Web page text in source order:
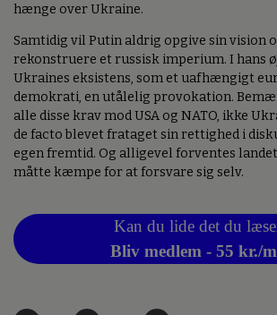
hænge over Ukraine.
Samtidig vil Putin aldrig opgive sin vision
rekonstruere et russisk imperium. I hans
Ukraines eksistens, som et uafhængigt
demokrati, en utålelig provokation.
alle disse krav mod USA og NATO, ikke
de facto blevet frataget sin rettighed i
egen fremtid. Og alligevel forventes
måtte kæmpe for at forsvare sig selv.
Kan du lide det du
Bliv medlem - 55 kr./